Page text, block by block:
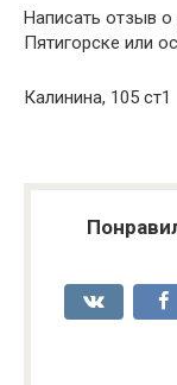
Написать отзыв о
Пятигорске или
Калинина, 105 ст1